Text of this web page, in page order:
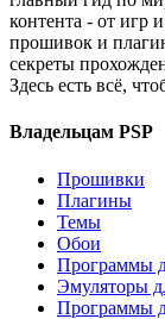
контента - от игр
прошивок и
секреты
Здесь есть всё,
Владельцам PSP
Прошивки
Плагины
Темы
Обои
Программы
Эмуляторы
Программы